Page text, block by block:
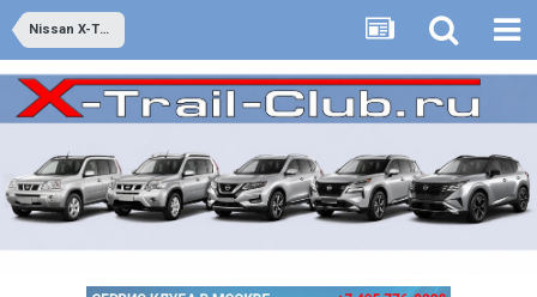
Nissan X-Trail второго поколения - он же Т31 - выпуск с июня 2007 года по 2014 год